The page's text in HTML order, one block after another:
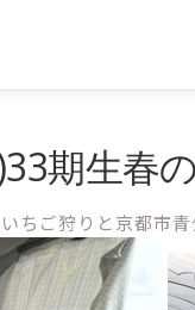
期生春
ちご狩りと京都市